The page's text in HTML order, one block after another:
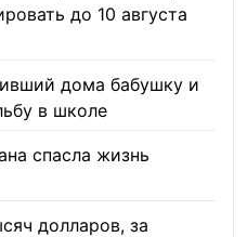
до 10 августа
дома бабушку и
в школе
спасла жизнь
долларов, за